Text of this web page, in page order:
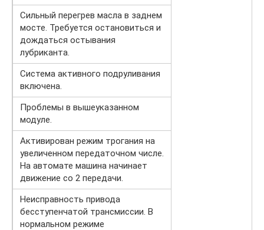
Сильный перегрев масла в заднем
мосте. Требуется остановиться и
дождаться остывания
лубриканта.
Система активного подруливания
включена.
Проблемы в вышеуказанном
модуле.
Активирован режим трогания на
увеличенном передаточном числе.
На автомате машина начинает
движение со 2 передачи.
Неисправность привода
бесступенчатой трансмиссии. В
нормальном режиме